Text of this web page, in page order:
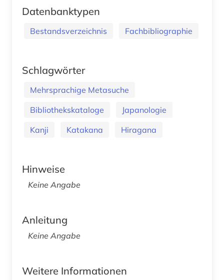
Datenbanktypen
Bestandsverzeichnis Fachbibliographie
Schlagwörter
Mehrsprachige Metasuche
Bibliothekskataloge
Japanologie
Kanji
Katakana Hiragana
Hinweise
Keine Angabe
Anleitung
Keine Angabe
Weitere Informationen